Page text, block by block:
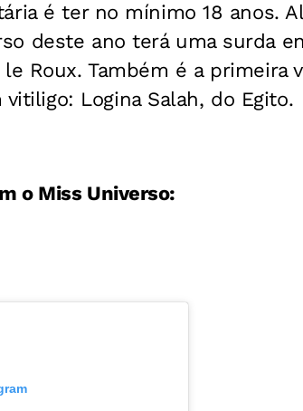
é ter no mínimo 18 anos.
deste ano terá uma surda
Roux. Também é a primeira
Logina Salah, do Egito.
o Miss Universo: